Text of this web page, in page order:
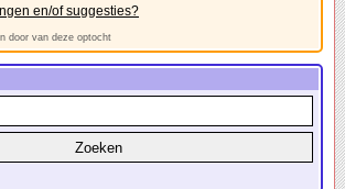
en/of suggesties?
door van deze optocht